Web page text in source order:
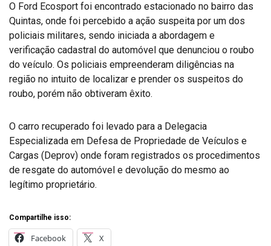
O Ford Ecosport foi encontrado estacionado no bairro das
Quintas, onde foi percebido a ação suspeita por um dos
policiais militares, sendo iniciada a abordagem e
verificação cadastral do automóvel que denunciou o roubo
do veículo. Os policiais empreenderam diligências na
região no intuito de localizar e prender os suspeitos do
roubo, porém não obtiveram êxito.
O carro recuperado foi levado para a Delegacia
Especializada em Defesa de Propriedade de Veículos e
Cargas (Deprov) onde foram registrados os procedimentos
de resgate do automóvel e devolução do mesmo ao
legítimo proprietário.
Compartilhe isso:
Facebook X